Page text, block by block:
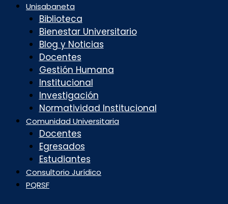
Unisabaneta
Biblioteca
Bienestar Universitario
Blog y Noticias
Docentes
Gestión Humana
Institucional
Investigación
Normatividad Institucional
Comunidad Universitaria
Docentes
Egresados
Estudiantes
Consultorio Jurídico
PQRSF